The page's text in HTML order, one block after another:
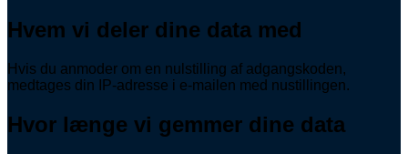
Hvem vi deler dine data med
Hvis du anmoder om en nulstilling af adgangskoden,
medtages din IP-adresse i e-mailen med nustillingen.
Hvor længe vi gemmer dine data